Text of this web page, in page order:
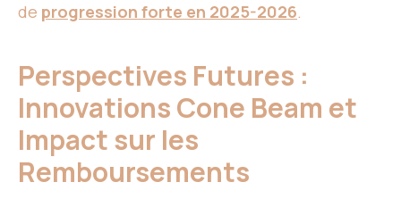
de progression forte en 2025-2026.
Perspectives Futures :
Innovations Cone Beam et
Impact sur les
Remboursements